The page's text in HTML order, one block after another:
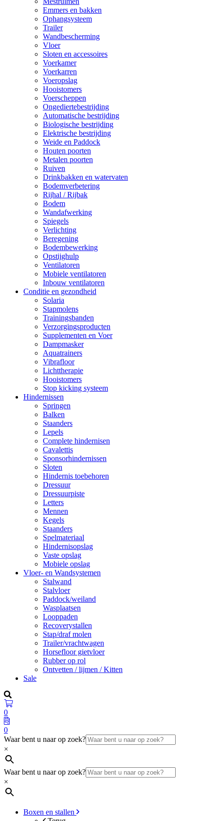
Emmers en bakken
Ophangsysteem
Trailer
Wandbescherming
Vloer
Sloten en accessoires
Voerkamer
Voerkarren
Voeropslag
Hooistomers
Voerscheppen
Ongediertebestrijding
Automatische bestrijding
Biologische bestrijding
Elektrische bestrijding
Weide en Paddock
Houten poorten
Metalen poorten
Ruiven
Drinkbakken en watervaten
Bodemverbetering
Rijhal / Rijbak
Bodem
Wandafwerking
Spiegels
Verlichting
Beregening
Bodembewerking
Opstijghulp
Ventilatoren
Mobiele ventilatoren
Inbouw ventilatoren
Conditie en gezondheid
Solaria
Stapmolens
Trainingsbanden
Verzorgingsproducten
Supplementen en Voer
Dampmasker
Aquatrainers
Vibrafloor
Lichttherapie
Hooistomers
Stop kicking systeem
Hindernissen
Springen
Balken
Staanders
Lepels
Complete hindernisen
Cavalettis
Sponsorhindernissen
Sloten
Hindernis toebehoren
Dressuur
Dressuurpiste
Letters
Mennen
Kegels
Staanders
Spelmateriaal
Hindernisopslag
Vaste opslag
Mobiele opslag
Vloer- en Wandsystemen
Stalwand
Stalvloer
Paddock/weiland
Wasplaatsen
Looppaden
Recoverystallen
Stap/draf molen
Trailer/vrachtwagen
Horsefloor gietvloer
Rubber op rol
Ontvetten / lijmen / Kitten
Sale
0
0
Waar bent u naar op zoek?
×
Waar bent u naar op zoek?
×
Boxen en stallen